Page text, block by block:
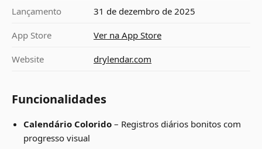
Lançamento 31 de dezembro de 2025
App Store Ver na App Store
Website drylendar.com
Funcionalidades
Calendário Colorido – Registros diários bonitos com
progresso visual